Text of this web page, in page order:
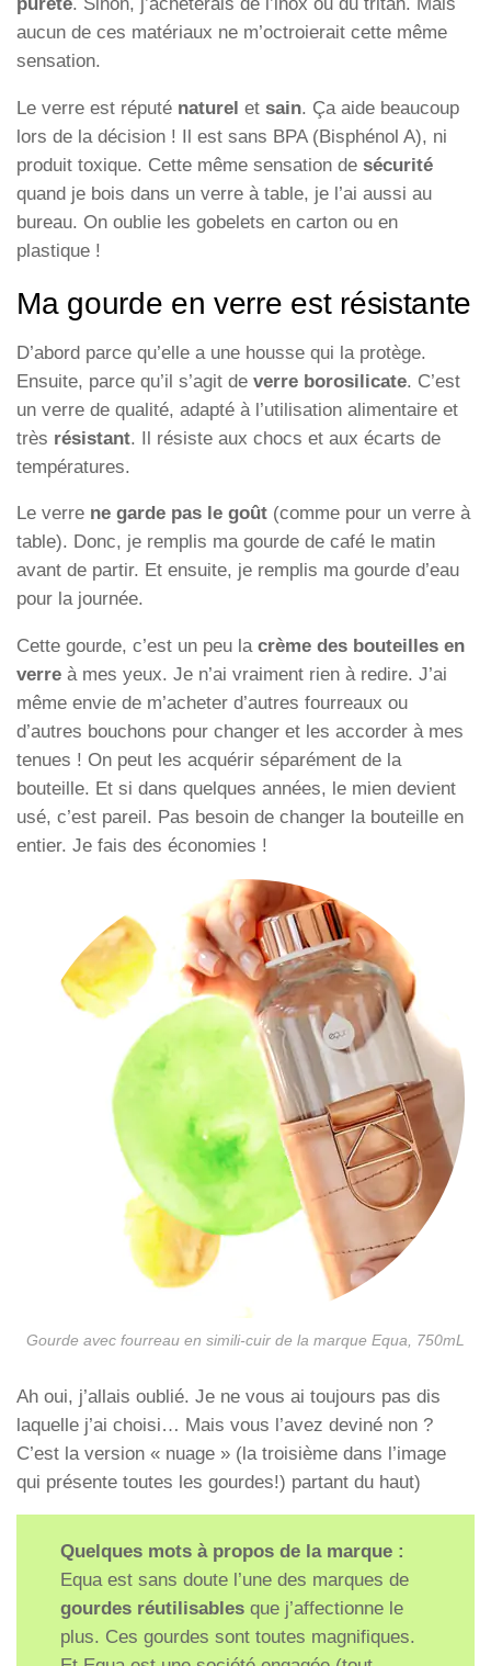
aucun de ces matériaux ne m’octroierait cette même
sensation.
Le verre est réputé naturel et sain. Ça aide beaucoup
lors de la décision ! Il est sans BPA (Bisphénol A), ni
produit toxique. Cette même sensation de sécurité
quand je bois dans un verre à table, je l’ai aussi au
bureau. On oublie les gobelets en carton ou en
plastique !
Ma gourde en verre est résistante
D’abord parce qu’elle a une housse qui la protège.
Ensuite, parce qu’il s’agit de verre borosilicate. C’est
un verre de qualité, adapté à l’utilisation alimentaire et
très résistant. Il résiste aux chocs et aux écarts de
températures.
Le verre ne garde pas le goût (comme pour un verre à
table). Donc, je remplis ma gourde de café le matin
avant de partir. Et ensuite, je remplis ma gourde d’eau
pour la journée.
Cette gourde, c’est un peu la crème des bouteilles en
verre à mes yeux. Je n’ai vraiment rien à redire. J’ai
même envie de m’acheter d’autres fourreaux ou
d’autres bouchons pour changer et les accorder à mes
tenues ! On peut les acquérir séparément de la
bouteille. Et si dans quelques années, le mien devient
usé, c’est pareil. Pas besoin de changer la bouteille en
entier. Je fais des économies !
Gourde avec fourreau en simili-cuir de la marque Equa, 750mL
Ah oui, j’allais oublié. Je ne vous ai toujours pas dis
laquelle j’ai choisi… Mais vous l’avez deviné non ?
C’est la version « nuage » (la troisième dans l’image
qui présente toutes les gourdes!) partant du haut)
Quelques mots à propos de la marque :
Equa est sans doute l’une des marques de
gourdes réutilisablesque j’affectionne le
plus. Ces gourdes sont toutes magnifiques.